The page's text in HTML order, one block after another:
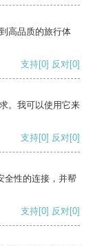
高品质的旅行体
支持[0] 反对[0]
。我可以使用它来
支持[0] 反对[0]
全性的连接，并帮
支持[0] 反对[0]